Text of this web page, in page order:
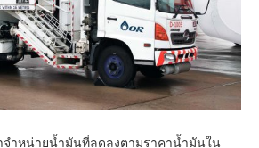
จำหน่ายน้ำมันที่ลดลงตามราคาน้ำมันใน